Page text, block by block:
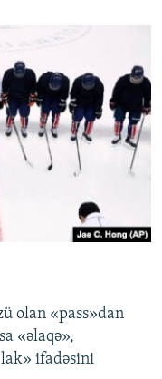
olan «pass»dan
«əlaqə»,
lak» ifadəsini